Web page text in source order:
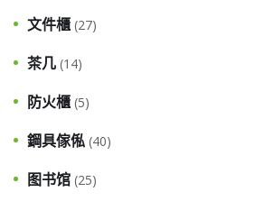
文件櫃 (27)
茶几 (14)
防火櫃 (5)
鋼具傢俬 (40)
图书馆 (25)